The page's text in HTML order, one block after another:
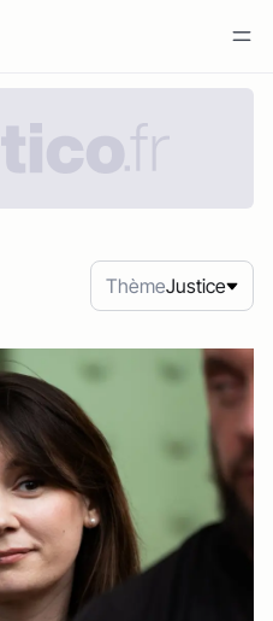
ThèmeJustice